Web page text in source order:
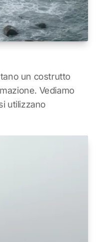
un costrutto
Vediamo
utilizzano